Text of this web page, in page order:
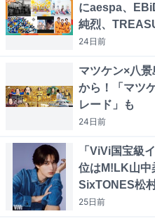
にaespa、
純烈、
24日前
マツケン×八
から！「マツ
レード」も
24日前
「ViVi国宝級
位はM!LK山中
SixTONES松
25日前